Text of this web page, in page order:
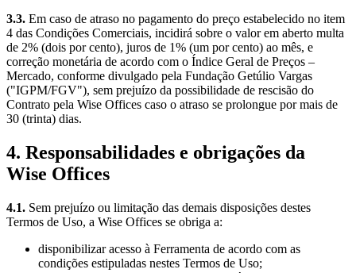
3.3. Em caso de atraso no pagamento do preço estabelecido no item
4 das Condições Comerciais, incidirá sobre o valor em aberto multa
de 2% (dois por cento), juros de 1% (um por cento) ao mês, e
correção monetária de acordo com o Índice Geral de Preços –
Mercado, conforme divulgado pela Fundação Getúlio Vargas
("IGPM/FGV"), sem prejuízo da possibilidade de rescisão do
Contrato pela Wise Offices caso o atraso se prolongue por mais de
30 (trinta) dias.
4. Responsabilidades e obrigações da
Wise Offices
4.1. Sem prejuízo ou limitação das demais disposições destes
Termos de Uso, a Wise Offices se obriga a:
disponibilizar acesso à Ferramenta de acordo com as
condições estipuladas nestes Termos de Uso;